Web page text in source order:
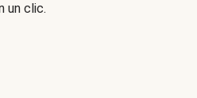
un clic.